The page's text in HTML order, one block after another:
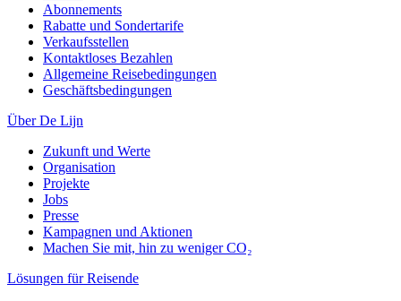
Abonnements
Rabatte und Sondertarife
Verkaufsstellen
Kontaktloses Bezahlen
Allgemeine Reisebedingungen
Geschäftsbedingungen
Über De Lijn
Zukunft und Werte
Organisation
Projekte
Jobs
Presse
Kampagnen und Aktionen
Machen Sie mit, hin zu weniger CO₂
Lösungen für Reisende